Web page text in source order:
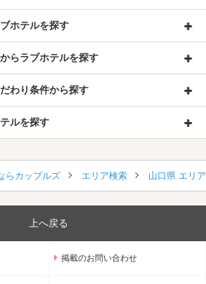
ホテルを探す
らラブホテルを探す
わり条件から探す
ルを探す
らカップルズ エリア検索 山口県 エリ
上へ戻る
掲載のお問い合わせ